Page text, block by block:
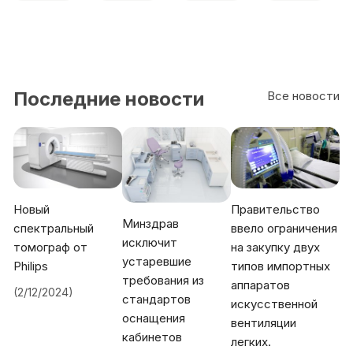
Все новости
Последние новости
Новый
спектральный
томограф от
Philips
(2/12/2024)
Минздрав
исключит
устаревшие
требования из
стандартов
оснащения
кабинетов
Правительство
ввело ограничения
на закупку двух
типов импортных
аппаратов
искусственной
вентиляции
легких.